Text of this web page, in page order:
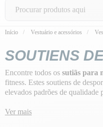
Início Vestuário e acessórios
SOUTIENS
Encontre todos os sutiãs para
fitness. Estes soutiens de
elevados padrões de qualidade
físicas suaves ou de alto
Ver mais